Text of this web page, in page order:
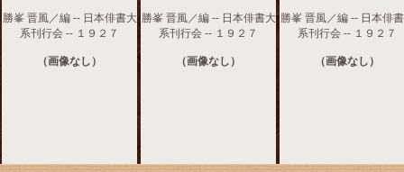
勝峯 晋風／編 -- 日本俳書大
系刊行会 -- １９２７
（画像なし）
勝峯 晋風／編 -- 日本俳書大
系刊行会 -- １９２７
（画像なし）
勝峯 晋風／編 -- 日本俳
系刊行会 -- １９２７
（画像なし）